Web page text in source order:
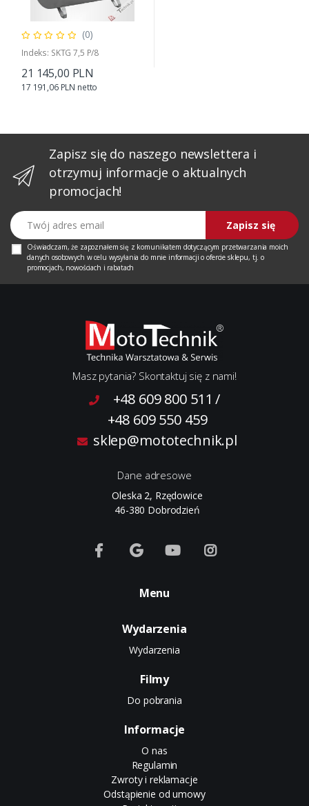
(0)
Indeks: SKTG 7,5 P/8
21 145,00 PLN
17 191,06 PLN netto
Zapisz się do naszego newslettera i
otrzymuj informacje o aktualnych
promocjach!
Twój adres email
Zapisz się
Oświadczam, że zapoznałem się z komunikatem dotyczącym przetwarzania moich
danych osobowych w celu wysyłania do mnie informacji o ofercie sklepu, tj. o
promocjach, nowościach i rabatach
Masz pytania? Skontaktuj się z nami!
+48 609 800 511 /
+48 609 550 459
sklep@mototechnik.pl
Dane adresowe
Oleska 2, Rzędowice
46-380 Dobrodzień
Menu
Wydarzenia
Wydarzenia
Filmy
Do pobrania
Informacje
O nas
Regulamin
Zwroty i reklamacje
Odstąpienie od umowy